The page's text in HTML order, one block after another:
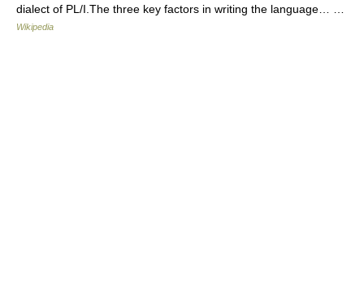
dialect of PL/I.The three key factors in writing the language… …
Wikipedia